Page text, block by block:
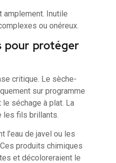
amplement. Inutile
ou onéreux.
pour protéger
critique. Le sèche-
sur programme
le séchage à plat. La
les fils brillants.
l’eau de javel ou les
produits chimiques
et décoloreraient le